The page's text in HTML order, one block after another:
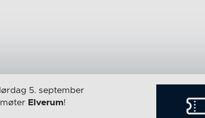
lørdag 5. september
møter Elverum!